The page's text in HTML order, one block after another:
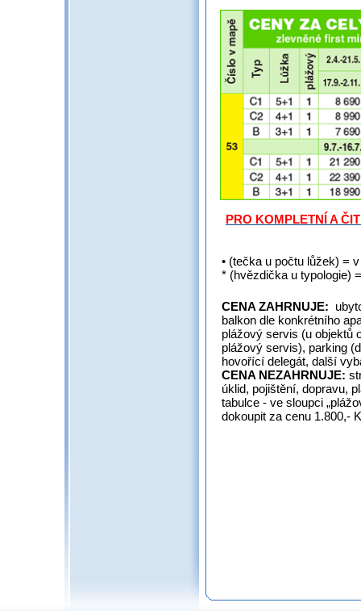
PRO KOMPLETNÍ A
• (tečka u počtu lůžek) =
* (hvězdička u typologie)
CENA ZAHRNUJE:
balkon dle konkrétního
plážový servis (u objektů
plážový servis), parking
hovořící delegát, další
CENA NEZAHRNUJE:
úklid, pojištění, dopravu,
tabulce - ve sloupci
dokoupit za cenu 1.800,-